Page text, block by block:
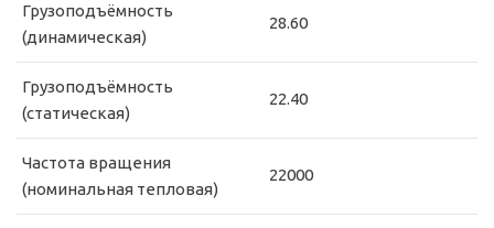
Грузоподъёмность
(динамическая)
28.60
Грузоподъёмность
(статическая)
22.40
Частота вращения
(номинальная тепловая)
22000